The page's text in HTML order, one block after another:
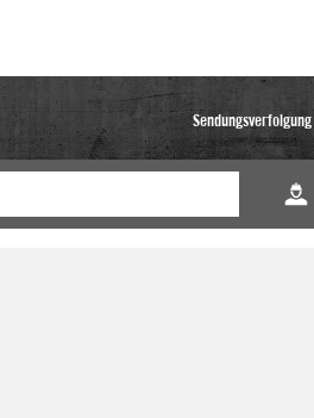
Sendungsverfolgung